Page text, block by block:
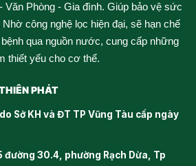
Văn Phòng - Gia đình. Giúp bảo vệ sức
công nghệ lọc hiện đại, sẽ hạn chế
qua nguồn nước, cung cấp những
thiết yếu cho cơ thể.
PHÁT
Sở KH và ĐT TP Vũng Tàu cấp ngày
30.4, phường Rạch Dừa, Tp